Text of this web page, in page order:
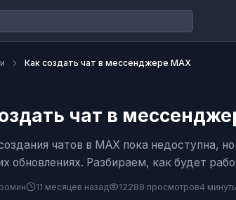
Как создать чат в мессенджере MAX
чат в
чатов в MAX пока недоступна,
обновлениях. Разбираем, как будет
11 месяцев назад 12288 просмотров4